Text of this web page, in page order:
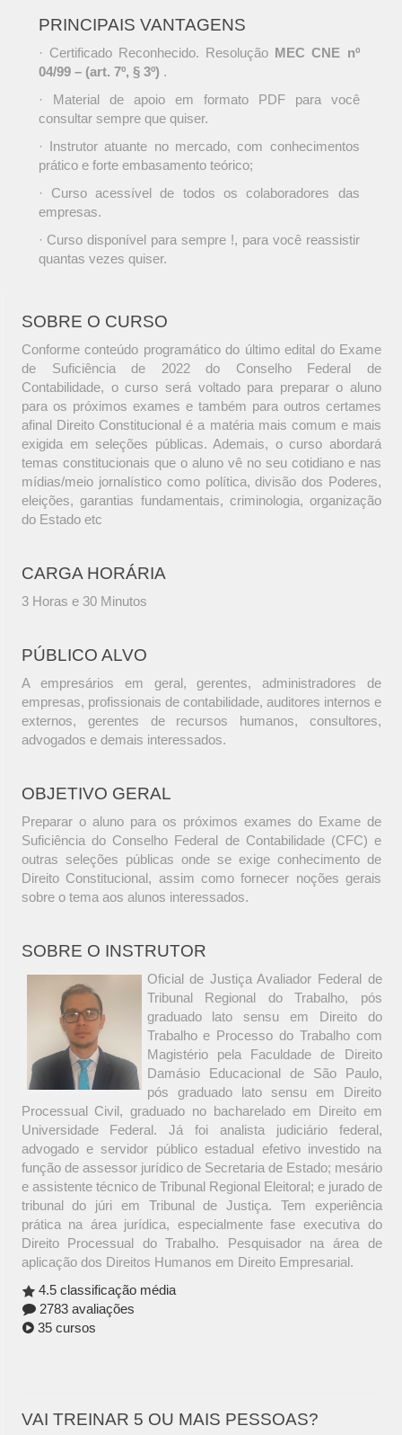
PRINCIPAIS VANTAGENS
· Certificado Reconhecido. Resolução MEC CNE nº
04/99 – (art. 7º, § 3º) .
· Material de apoio em formato PDF para você
consultar sempre que quiser.
· Instrutor atuante no mercado, com conhecimentos
prático e forte embasamento teórico;
· Curso acessível de todos os colaboradores das
empresas.
· Curso disponível para sempre !, para você reassistir
quantas vezes quiser.
SOBRE O CURSO
Conforme conteúdo programático do último edital do Exame
de Suficiência de 2022 do Conselho Federal de
Contabilidade, o curso será voltado para preparar o aluno
para os próximos exames e também para outros certames
afinal Direito Constitucional é a matéria mais comum e mais
exigida em seleções públicas. Ademais, o curso abordará
temas constitucionais que o aluno vê no seu cotidiano e nas
mídias/meio jornalístico como política, divisão dos Poderes,
eleições, garantias fundamentais, criminologia, organização
do Estado etc
CARGA HORÁRIA
3 Horas e 30 Minutos
PÚBLICO ALVO
A empresários em geral, gerentes, administradores de
empresas, profissionais de contabilidade, auditores internos e
externos, gerentes de recursos humanos, consultores,
advogados e demais interessados.
OBJETIVO GERAL
Preparar o aluno para os próximos exames do Exame de
Suficiência do Conselho Federal de Contabilidade (CFC) e
outras seleções públicas onde se exige conhecimento de
Direito Constitucional, assim como fornecer noções gerais
sobre o tema aos alunos interessados.
SOBRE O INSTRUTOR
Oficial de Justiça Avaliador Federal de
Tribunal Regional do Trabalho, pós
graduado lato sensu em Direito do
Trabalho e Processo do Trabalho com
Magistério pela Faculdade de Direito
Damásio Educacional de São Paulo,
pós graduado lato sensu em Direito
Processual Civil, graduado no bacharelado em Direito em
Universidade Federal. Já foi analista judiciário federal,
advogado e servidor público estadual efetivo investido na
função de assessor jurídico de Secretaria de Estado; mesário
e assistente técnico de Tribunal Regional Eleitoral; e jurado de
tribunal do júri em Tribunal de Justiça. Tem experiência
prática na área jurídica, especialmente fase executiva do
Direito Processual do Trabalho. Pesquisador na área de
aplicação dos Direitos Humanos em Direito Empresarial.
4.5 classificação média
2783 avaliações
35 cursos
VAI TREINAR 5 OU MAIS PESSOAS?